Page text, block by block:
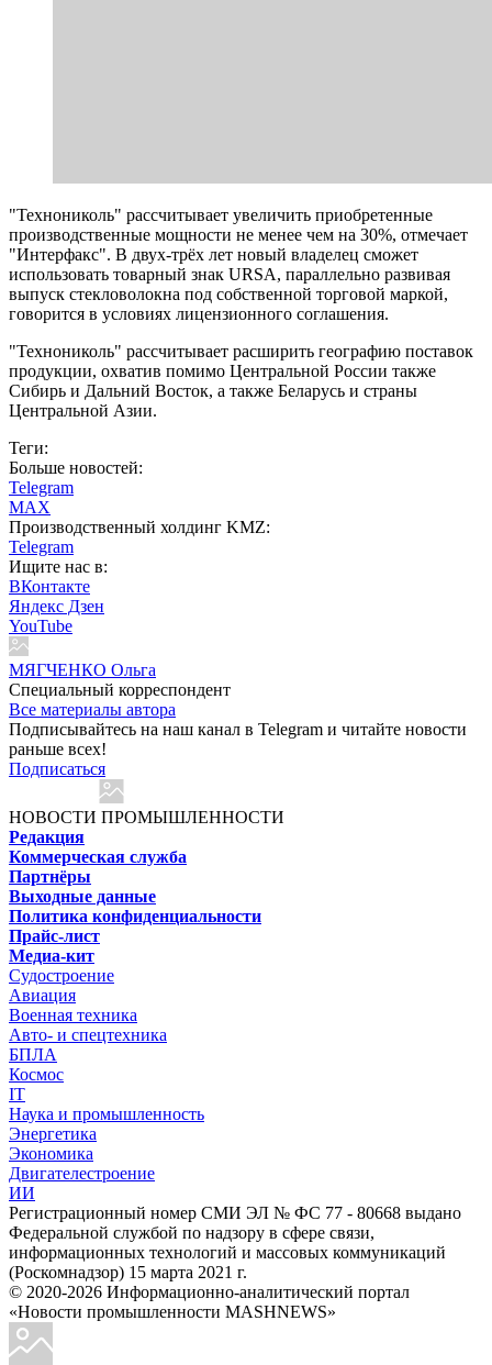
"Технониколь" рассчитывает увеличить приобретенные
производственные мощности не менее чем на 30%, отмечает
"Интерфакс". В двух-трёх лет новый владелец сможет
использовать товарный знак URSA, параллельно развивая
выпуск стекловолокна под собственной торговой маркой,
говорится в условиях лицензионного соглашения.
"Технониколь" рассчитывает расширить географию поставок
продукции, охватив помимо Центральной России также
Сибирь и Дальний Восток, а также Беларусь и страны
Центральной Азии.
Теги:
Больше новостей:
Telegram
MAX
Производственный холдинг KMZ:
Telegram
Ищите нас в:
ВКонтакте
Яндекс Дзен
YouTube
МЯГЧЕНКО Ольга
Cпециальный корреспондент
Все материалы автора
Подписывайтесь на наш канал в Telegram и читайте новости
раньше всех!
Подписаться
НОВОСТИ ПРОМЫШЛЕННОСТИ
Редакция
Коммерческая служба
Партнёры
Выходные данные
Политика конфиденциальности
Прайс-лист
Медиа-кит
Судостроение
Авиация
Военная техника
Авто- и спецтехника
БПЛА
Космос
IT
Наука и промышленность
Энергетика
Экономика
Двигателестроение
ИИ
Регистрационный номер СМИ ЭЛ № ФС 77 - 80668 выдано
Федеральной службой по надзору в сфере связи,
информационных технологий и массовых коммуникаций
(Роскомнадзор) 15 марта 2021 г.
© 2020-2026 Информационно-аналитический портал
«Новости промышленности MASHNEWS»